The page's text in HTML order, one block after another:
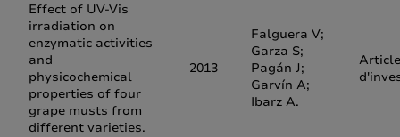
Effect of UV-Vis
irradiation on
enzymatic activities
and
physicochemical
properties of four
grape musts from
different varieties.
2013
Falguera V;
Garza S;
Pagán J;
Garvín A;
Ibarz A.
Article